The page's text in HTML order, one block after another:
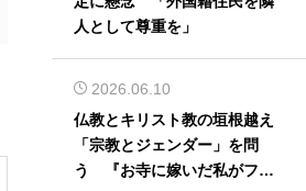
人として尊重を」
2026.06.10
仏教とキリスト教の垣根越え
「宗教とジェンダー」を問
う 『お寺に嫁いだ私がフェ